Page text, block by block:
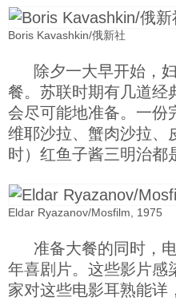
Boris Kavashkin/俄新社
除夕一大早开始，
餐。苏联时期有几道经
会尽可能地准备。一份
维耶沙拉、蟹肉沙拉、
时）红鱼子酱三明治都
Eldar Ryazanov/Mosfilm, 1975
准备大餐的同时，
年喜剧片。这些影片感
家对这些电影耳熟能详